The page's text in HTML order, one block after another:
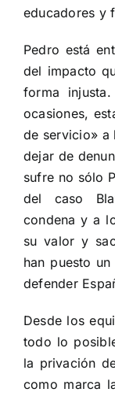
educadores y
Pedro está
del impacto
forma
ocasiones,
de servicio» a
dejar de
sufre no sólo
del caso
condena y a
su valor y
han puesto
defender
Desde los
todo lo
la privación
como marca